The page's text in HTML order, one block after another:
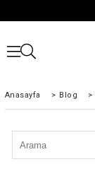
Anasayfa > Blog >